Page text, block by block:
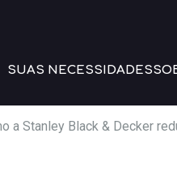
SUAS NECESSIDADES
a Stanley Black & Decker